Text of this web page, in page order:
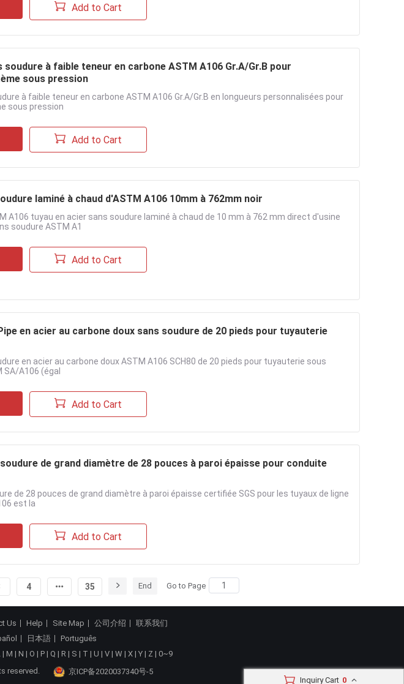
Add to Cart
soudure à faible teneur en carbone ASTM A106 Gr.A/Gr.B pour
sous pression
à faible teneur en carbone ASTM A106 Gr.A/Gr.B en longueurs personnalisées pour
sous pression
Add to Cart
laminé à chaud d'ASTM A106 10mm à 762mm noir
A106 tuyau en acier sans soudure laminé à chaud de 10 mm à 762 mm direct d'usine
soudure ASTM A1
Add to Cart
en acier au carbone doux sans soudure de 20 pieds pour tuyauterie
en acier au carbone doux ASTM A106 SCH80 de 20 pieds pour tuyauterie sous
SA/A106 (égal
Add to Cart
de grand diamètre de 28 pouces à paroi épaisse pour conduite
de 28 pouces de grand diamètre à paroi épaisse certifiée SGS pour les tuyaux de ligne
est la
Add to Cart
4 35 End Go to Page
Inquiry Cart 0
Us Help Site Map 公司介绍
联系我们
日本語
Português
| M | N | O | P | Q | R | S | T | U | V | W | X | Y | Z | 0~9
reserved.
京ICP备2020037340号-5